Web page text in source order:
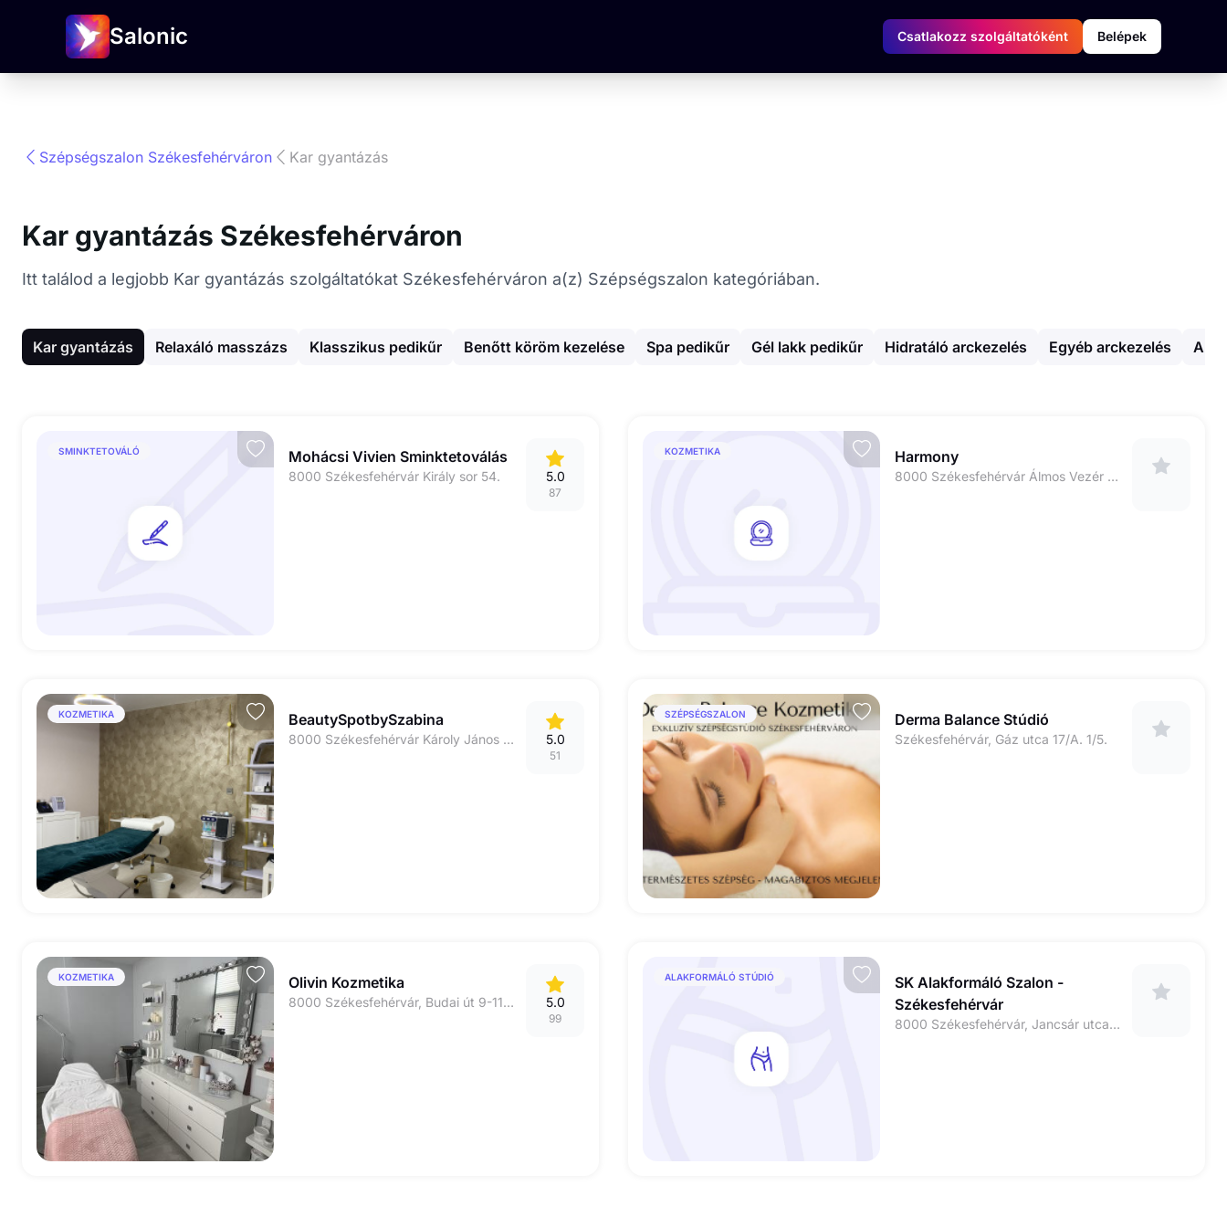
Salonic Csatlakozz szolgáltatóként Belépek
Szépségszalon Székesfehérváron Kar gyantázás
Kar gyantázás Székesfehérváron
Itt találod a legjobb Kar gyantázás szolgáltatókat Székesfehérváron a(z) Szépségszalon kategóriában.
Kar gyantázás Relaxáló masszázs Klasszikus pedikűr Benőtt köröm kezelése Spa pedikűr Gél lakk pedikűr Hidratáló arckezelés Egyéb arckezelés
SMINKTETOVÁLÓ Mohácsi Vivien Sminktetoválás
8000 Székesfehérvár Király sor 54. 5.0
87
KOZMETIKA Harmony
8000 Székesfehérvár Álmos Vezér u. 10.
KOZMETIKA BeautySpotbySzabina
8000 Székesfehérvár Károly János utca 45. 5.0
51
SZÉPSÉGSZALON Derma Balance Stúdió
Székesfehérvár, Gáz utca 17/A. 1/5.
KOZMETIKA Olivin Kozmetika
8000 Székesfehérvár, Budai út 9-11, Bliss Beauty Bar 5.0
99
ALAKFORMÁLÓ STÚDIÓ
SK Alakformáló Szalon -
Székesfehérvár
8000 Székesfehérvár, Jancsár utca 49